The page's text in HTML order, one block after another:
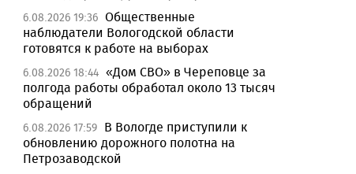
6.08.2026 19:36 Общественные
наблюдатели Вологодской области
готовятся к работе на выборах
6.08.2026 18:44 «Дом СВО» в Череповце за
полгода работы обработал около 13 тысяч
обращений
6.08.2026 17:59 В Вологде приступили к
обновлению дорожного полотна на
Петрозаводской